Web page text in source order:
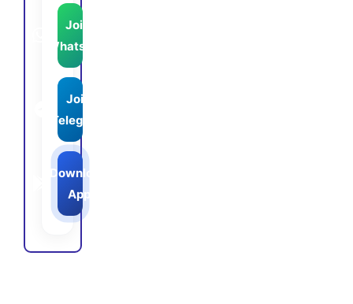
Join
WhatsApp
Join
Telegram
Download
App